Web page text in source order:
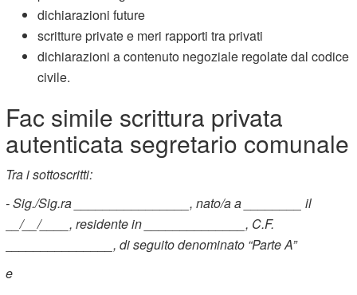
dichiarazioni future
scritture private e meri rapporti tra privati
dichiarazioni a contenuto negoziale regolate dal codice
civile.
Fac simile scrittura privata
autenticata segretario comunale
Tra i sottoscritti:
- Sig./Sig.ra ________________, nato/a a ________ il
__/__/____, residente in ______________, C.F.
_______________, di seguito denominato “Parte A”
e